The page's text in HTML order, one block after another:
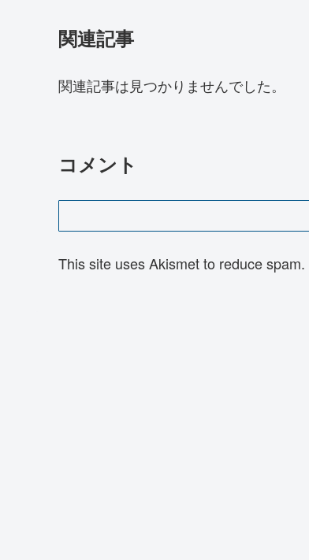
関連記事
関連記事は見つかりませんでした。
コメント
This site uses Akismet to reduce spam.